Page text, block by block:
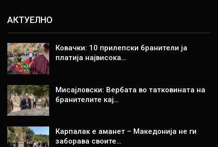
АКТУЕЛНО
Ковачки: 10 прилепски бранители ја
платија највисока…
Мисајловски: Вербата во татковината на
бранителите кај…
Карпалак е аманет – Македонија не ги
заборава своите…